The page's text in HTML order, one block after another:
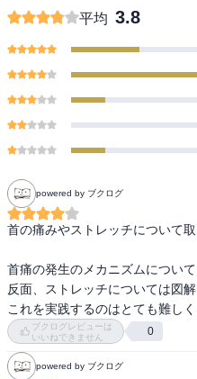
そんな究極の自然療法「上部頸
ドの基本が、本書の「首押しプ
にできるようになりました。
い。きっと効果を実感できます。
◎ストレートネック
◎頸椎ヘルニア
◎手のしびれ
◎冷え性
◎不眠
◎自律神経失調症
◎首こり・肩こり
◎四十肩
◎ねこ背
平均 3.8
powered by ブクログ
首の痛みやストレッチについて取
首痛の発生のメカニズムについ
反面、ストレッチについては図
これを実践するのはとても難し
ブクログレビューは
いいねできません
0
powered by ブクログ